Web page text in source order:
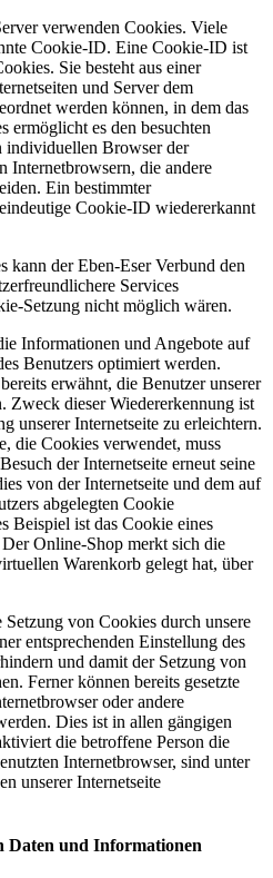
verwenden Cookies. Viele
Cookie-ID. Eine Cookie-ID ist
Sie besteht aus einer
und Server dem
werden können, in dem das
ermöglicht es den besuchten
individuellen Browser der
Internetbrowsern, die andere
Ein bestimmter
Cookie-ID wiedererkannt
kann der Eben-Eser Verbund den
Services
Setzung nicht möglich wären.
Informationen und Angebote auf
Benutzers optimiert werden.
erwähnt, die Benutzer unserer
Zweck dieser Wiedererkennung ist
unserer Internetseite zu erleichtern.
die Cookies verwendet, muss
der Internetseite erneut seine
von der Internetseite und dem auf
abgelegten Cookie
Beispiel ist das Cookie eines
Online-Shop merkt sich die
Warenkorb gelegt hat, über
von Cookies durch unsere
entsprechenden Einstellung des
und damit der Setzung von
Ferner können bereits gesetzte
oder andere
Dies ist in allen gängigen
die betroffene Person die
Internetbrowser, sind unter
unserer Internetseite
Daten und Informationen